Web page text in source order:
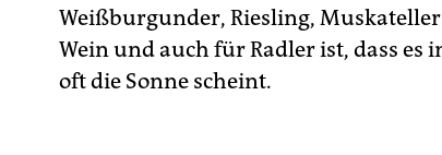
Weißburgunder, Riesling,
Wein und auch für Radler ist, dass
oft die Sonne scheint.